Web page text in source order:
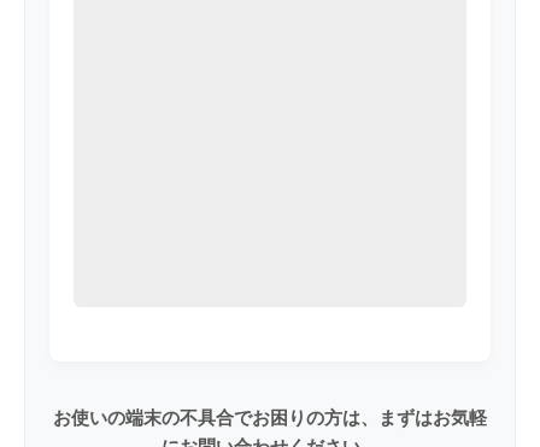
お使いの端末の不具合でお困りの方は、まずはお気軽